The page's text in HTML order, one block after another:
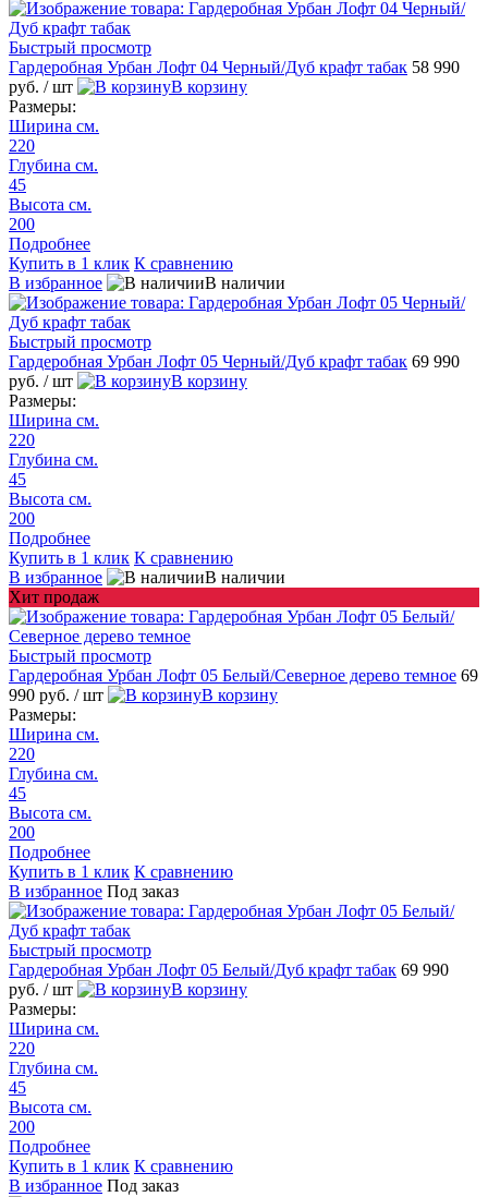
Быстрый просмотр
Гардеробная Урбан Лофт 04 Черный/Дуб крафт табак 58 990
руб. / шт
В корзину
Размеры:
Ширина см.
220
Глубина см.
45
Высота см.
200
Подробнее
Купить в 1 клик К сравнению
В избранное
В наличии
Быстрый просмотр
Гардеробная Урбан Лофт 05 Черный/Дуб крафт табак 69 990
руб. / шт
В корзину
Размеры:
Ширина см.
220
Глубина см.
45
Высота см.
200
Подробнее
Купить в 1 клик К сравнению
В избранное
В наличии
Хит продаж
Быстрый просмотр
Гардеробная Урбан Лофт 05 Белый/Северное дерево темное 69
990 руб. / шт
В корзину
Размеры:
Ширина см.
220
Глубина см.
45
Высота см.
200
Подробнее
Купить в 1 клик К сравнению
В избранное Под заказ
Быстрый просмотр
Гардеробная Урбан Лофт 05 Белый/Дуб крафт табак 69 990
руб. / шт
В корзину
Размеры:
Ширина см.
220
Глубина см.
45
Высота см.
200
Подробнее
Купить в 1 клик К сравнению
В избранное Под заказ